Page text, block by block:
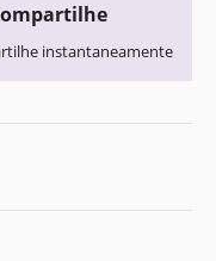
instantaneamente